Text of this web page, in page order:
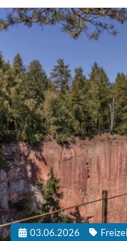
03.06.2026